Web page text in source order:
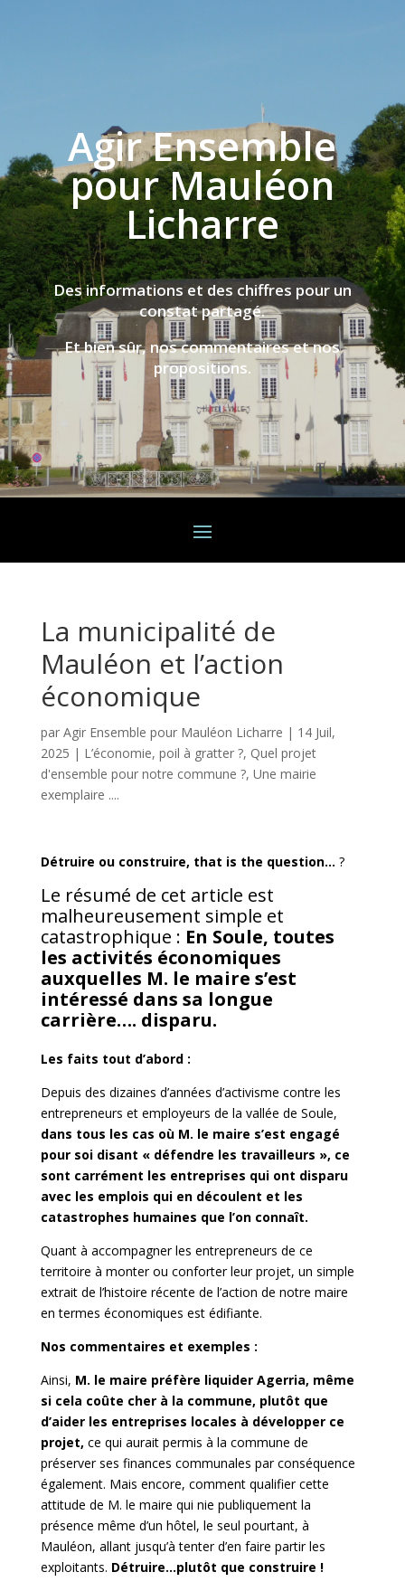
Agir Ensemble
pour Mauléon
Licharre
Des informations et des chiffres pour un
constat partagé.
Et bien sûr, nos commentaires et nos
propositions.
La municipalité de
Mauléon et l’action
économique
par Agir Ensemble pour Mauléon Licharre | 14 Juil,
2025 | L’économie, poil à gratter ?, Quel projet
d'ensemble pour notre commune ?, Une mairie
exemplaire ....
Détruire ou construire, that is the question… ?
Le résumé de cet article est
malheureusement simple et
catastrophique : En Soule, toutes
les activités économiques
auxquelles M. le maire s’est
intéressé dans sa longue
carrière…. disparu.
Les faits tout d’abord :
Depuis des dizaines d’années d’activisme contre les
entrepreneurs et employeurs de la vallée de Soule,
dans tous les cas où M. le maire s’est engagé
pour soi disant « défendre les travailleurs », ce
sont carrément les entreprises qui ont disparu
avec les emplois qui en découlent et les
catastrophes humaines que l’on connaît.
Quant à accompagner les entrepreneurs de ce
territoire à monter ou conforter leur projet, un simple
extrait de l’histoire récente de l’action de notre maire
en termes économiques est édifiante.
Nos commentaires et exemples :
Ainsi, M. le maire préfère liquider Agerria, même
si cela coûte cher à la commune, plutôt que
d’aider les entreprises locales à développer ce
projet, ce qui aurait permis à la commune de
préserver ses finances communales par conséquence
également. Mais encore, comment qualifier cette
attitude de M. le maire qui nie publiquement la
présence même d’un hôtel, le seul pourtant, à
Mauléon, allant jusqu’à tenter d’en faire partir les
exploitants. Détruire…plutôt que construire !